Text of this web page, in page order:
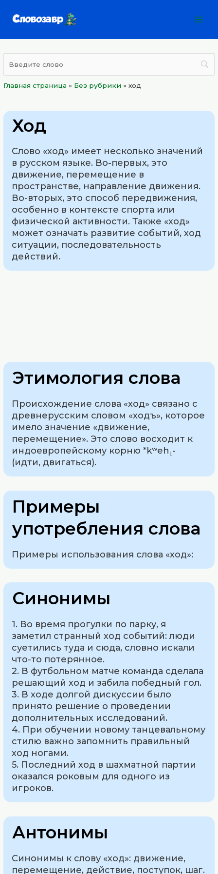
Главная страница » Без рубрики »ход
Ход
Слово «ход» имеет несколько значений
в русском языке. Во-первых, это
движение, перемещение в
пространстве, направление движения.
Во-вторых, это способ передвижения,
особенно в контексте спорта или
физической активности. Также «ход»
может означать развитие событий, ход
ситуации, последовательность
действий.
Этимология слова
Происхождение слова «ход» связано с
древнерусским словом «ходъ», которое
имело значение «движение,
перемещение». Это слово восходит к
индоевропейскому корню *kʷeh₁-
(идти, двигаться).
Примеры
употребления слова
Примеры использования слова «ход»:
Синонимы
1. Во время прогулки по парку, я
заметил странный ход событий: люди
суетились туда и сюда, словно искали
что-то потерянное.
2. В футбольном матче команда сделала
решающий ход и забила победный гол.
3. В ходе долгой дискуссии было
принято решение о проведении
дополнительных исследований.
4. При обучении новому танцевальному
стилю важно запомнить правильный
ход ногами.
5. Последний ход в шахматной партии
оказался роковым для одного из
игроков.
Антонимы
Синонимы к слову «ход»: движение,
перемещение, действие, поступок, шаг.